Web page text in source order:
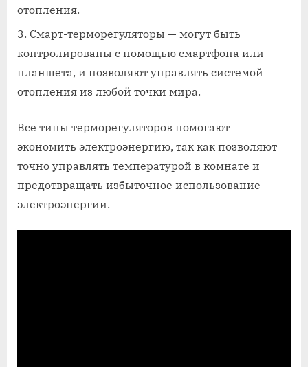
отопления.
Смарт-терморегуляторы — могут быть
контролированы с помощью смартфона или
планшета, и позволяют управлять системой
отопления из любой точки мира.
Все типы терморегуляторов помогают
экономить электроэнергию, так как позволяют
точно управлять температурой в комнате и
предотвращать избыточное использование
электроэнергии.